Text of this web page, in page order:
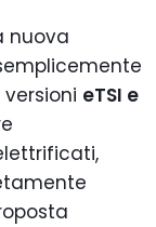
nuova
eTSI e